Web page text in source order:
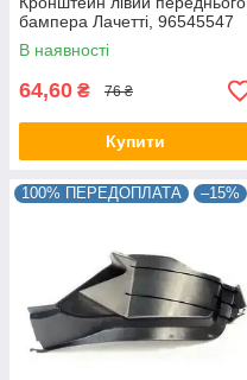
бампера Лачетті, 96545547
В наявності
64,60 ₴ 76 ₴
Купити
100% ПЕРЕДОПЛАТА –15%